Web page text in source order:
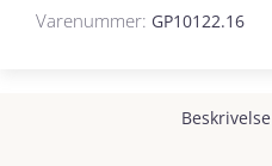
Varenummer: GP10122.16
Beskrivelse